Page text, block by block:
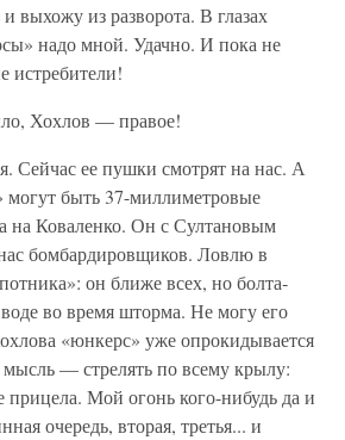
выхожу из разворота. В глазах
надо мной. Удачно. И по­ка не
истребители!
Хохлов — правое!
Сейчас ее пушки смотрят на нас. А
могут быть 37-миллиметровые
на Коваленко. Он с Султановым
бомбардировщи­ков. Ловлю в
он ближе всех, но болта­
во время шторма. Не могу его
«юнкерс» уже опрокидывается
— стрелять по всему крылу:
прицела. Мой огонь кого-нибудь да и
очередь, вторая, третья... и